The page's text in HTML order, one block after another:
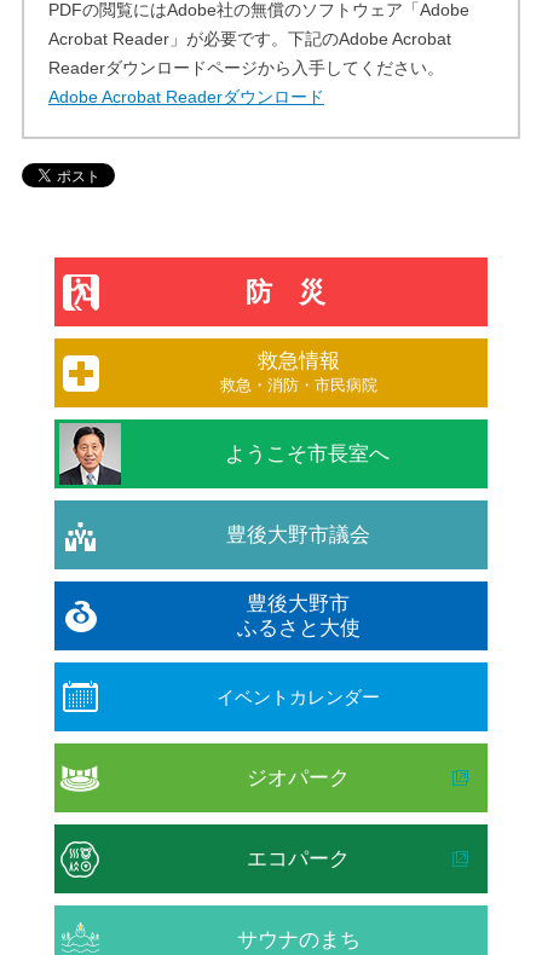
PDFの閲覧にはAdobe社の無償のソフトウェア「Adobe
Acrobat Reader」が必要です。下記のAdobe Acrobat
Readerダウンロードページから入手してください。
Adobe Acrobat Readerダウンロード
防災
救急情報
救急・消防・市民病院
ようこそ市長室へ
豊後大野市議会
豊後大野市
ふるさと大使
イベントカレンダー
ジオパーク
エコパーク
サウナのまち